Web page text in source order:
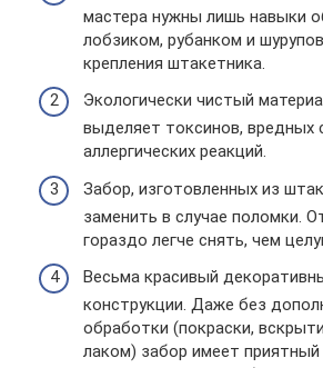
мастера нужны лишь навыки
лобзиком, рубанком и
крепления штакетника.
Экологически чистый
выделяет токсинов, вредных
аллергических реакций.
Забор, изготовленных из
заменить в случае поломки.
гораздо легче снять, чем
Весьма красивый
конструкции. Даже без
обработки (покраски,
лаком) забор имеет приятный